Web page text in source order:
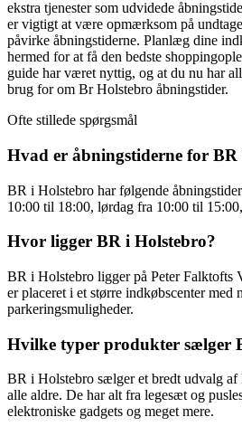
ekstra tjenester som udvidede
er vigtigt at være opmærksom på
påvirke åbningstiderne. Planlæg dine
hermed for at få den bedste
guide har været nyttig, og at du nu har
brug for om Br Holstebro åbningstider.
Ofte stillede spørgsmål
Hvad er åbningstiderne for BR
BR i Holstebro har følgende
10:00 til 18:00, lørdag fra 10:00 til
Hvor ligger BR i Holstebro?
BR i Holstebro ligger på Peter Falktofts
er placeret i et større indkøbscenter med
parkeringsmuligheder.
Hvilke typer produkter sælger
BR i Holstebro sælger et bredt udvalg
alle aldre. De har alt fra legesæt og
elektroniske gadgets og meget mere.